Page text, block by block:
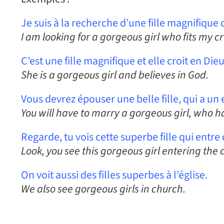
Je suis à la recherche d’une fille
I am looking for a gorgeous girl who fits my
C’est une fille magnifique et elle croit en
She is a gorgeous girl and believes in God.
Vous devrez épouser une belle fille, qui a
You will have to marry a gorgeous girl, who
Regarde, tu vois cette superbe fille qui entre
Look, you see this gorgeous girl entering the
On voit aussi des filles superbes à l’église.
We also see gorgeous girls in church.